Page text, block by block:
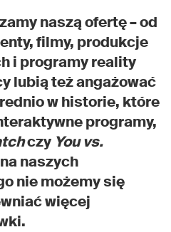
naszą ofertę – od
filmy, produkcje
i programy reality
lubią też angażować
w historie, które
programy,
czy You vs.
naszych
nie możemy się
więcej